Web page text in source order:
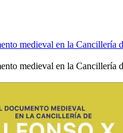
medieval en la Cancillería
medieval en la Cancillería